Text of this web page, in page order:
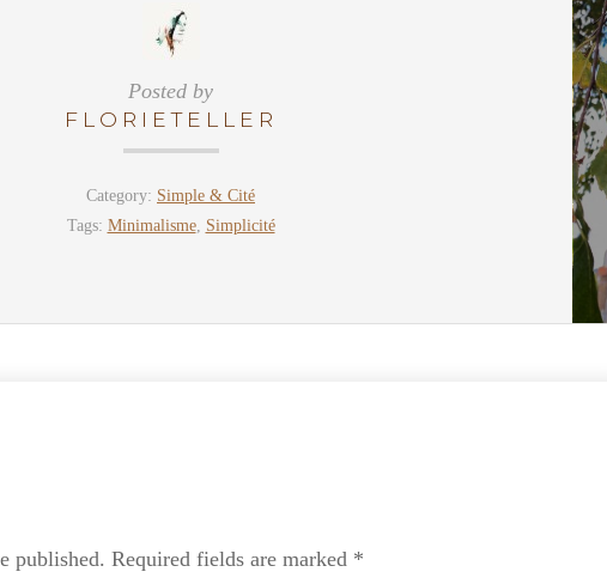
Posted by
FLORIETELLER
Category: Simple & Cité
Tags: Minimalisme, Simplicité
published. Required fields are marked *